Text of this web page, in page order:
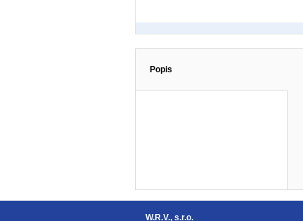
Popis
W.R.V., s.r.o.